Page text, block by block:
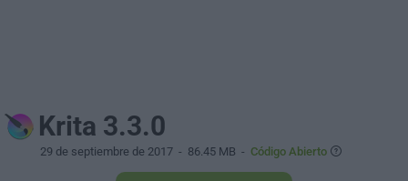
Krita 3.3.0
29 de septiembre de 2017 - 86.45 MB - Código Abierto